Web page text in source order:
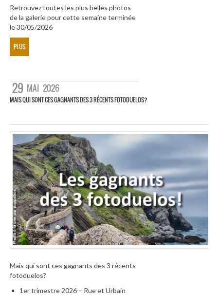
Retrouvez toutes les plus belles photos
de la galerie pour cette semaine terminée
le 30/05/2026
PLUS
29 MAI 2026
MAIS QUI SONT CES GAGNANTS DES 3 RÉCENTS FOTODUELOS?
Mais qui sont ces gagnants des 3 récents
fotoduelos?
1er trimestre 2026 – Rue et Urbain